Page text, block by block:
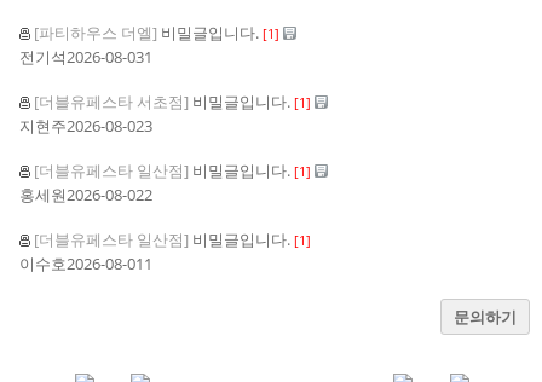
[파티하우스 더엘] 비밀글입니다. [1]
전기석2026-08-031
[더블유페스타 서초점] 비밀글입니다. [1]
지현주2026-08-023
[더블유페스타 일산점] 비밀글입니다. [1]
홍세원2026-08-022
[더블유페스타 일산점] 비밀글입니다. [1]
이수호2026-08-011
문의하기